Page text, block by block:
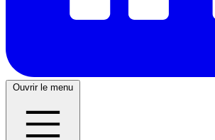
Ouvrir le menu